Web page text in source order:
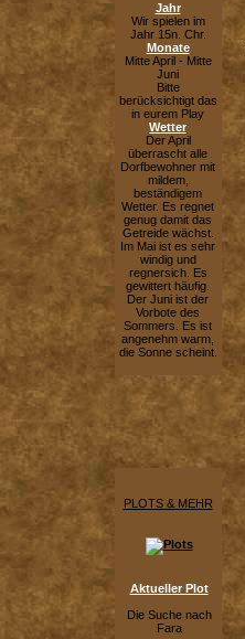
Jahr
Wir spielen im
Jahr 15n. Chr.
Monate
Mitte April - Mitte
Juni
Bitte
berücksichtigt das
in eurem Play
Wetter
Der April
überrascht alle
Dorfbewohner mit
mildem,
beständigem
Wetter. Es regnet
genug damit das
Getreide wächst.
Im Mai ist es sehr
windig und
regnersich. Es
gewittert häufig.
Der Juni ist der
Vorbote des
Sommers. Es ist
angenehm warm,
die Sonne scheint.
PLOTS & MEHR
Aktueller Plot
Die Suche nach
Fara